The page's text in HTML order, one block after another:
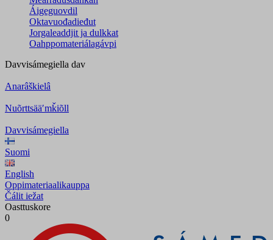
Áigeguovdil
Oktavuođadieđut
Jorgaleaddjit ja dulkkat
Oahppomateriálagávpi
Davvisámegiella dav
Anarâškielâ
Nuõrttsääʹmǩiõll
Davvisámegiella
Suomi
English
Oppimateriaalikauppa
Čálit iežat
Oasttuskore
0